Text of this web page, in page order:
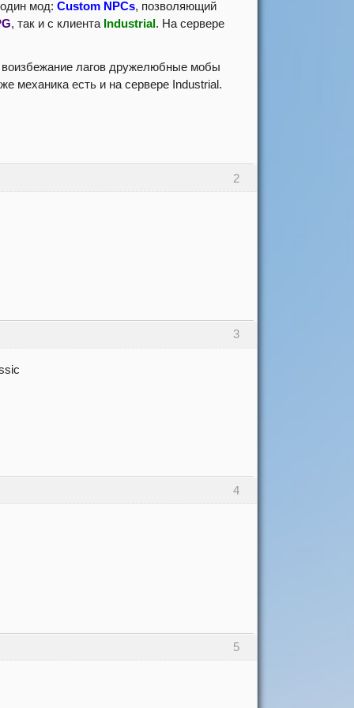
мод: Custom NPCs, позволяющий
, так и с клиента Industrial. На сервере
лагов дружелюбные мобы
механика есть и на сервере Industrial.
2
3
4
5